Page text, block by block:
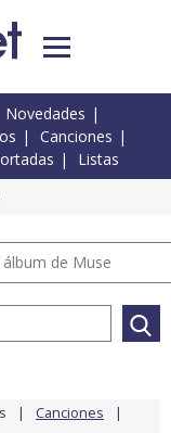
Novedades
Canciones
Listas
de Muse
Canciones